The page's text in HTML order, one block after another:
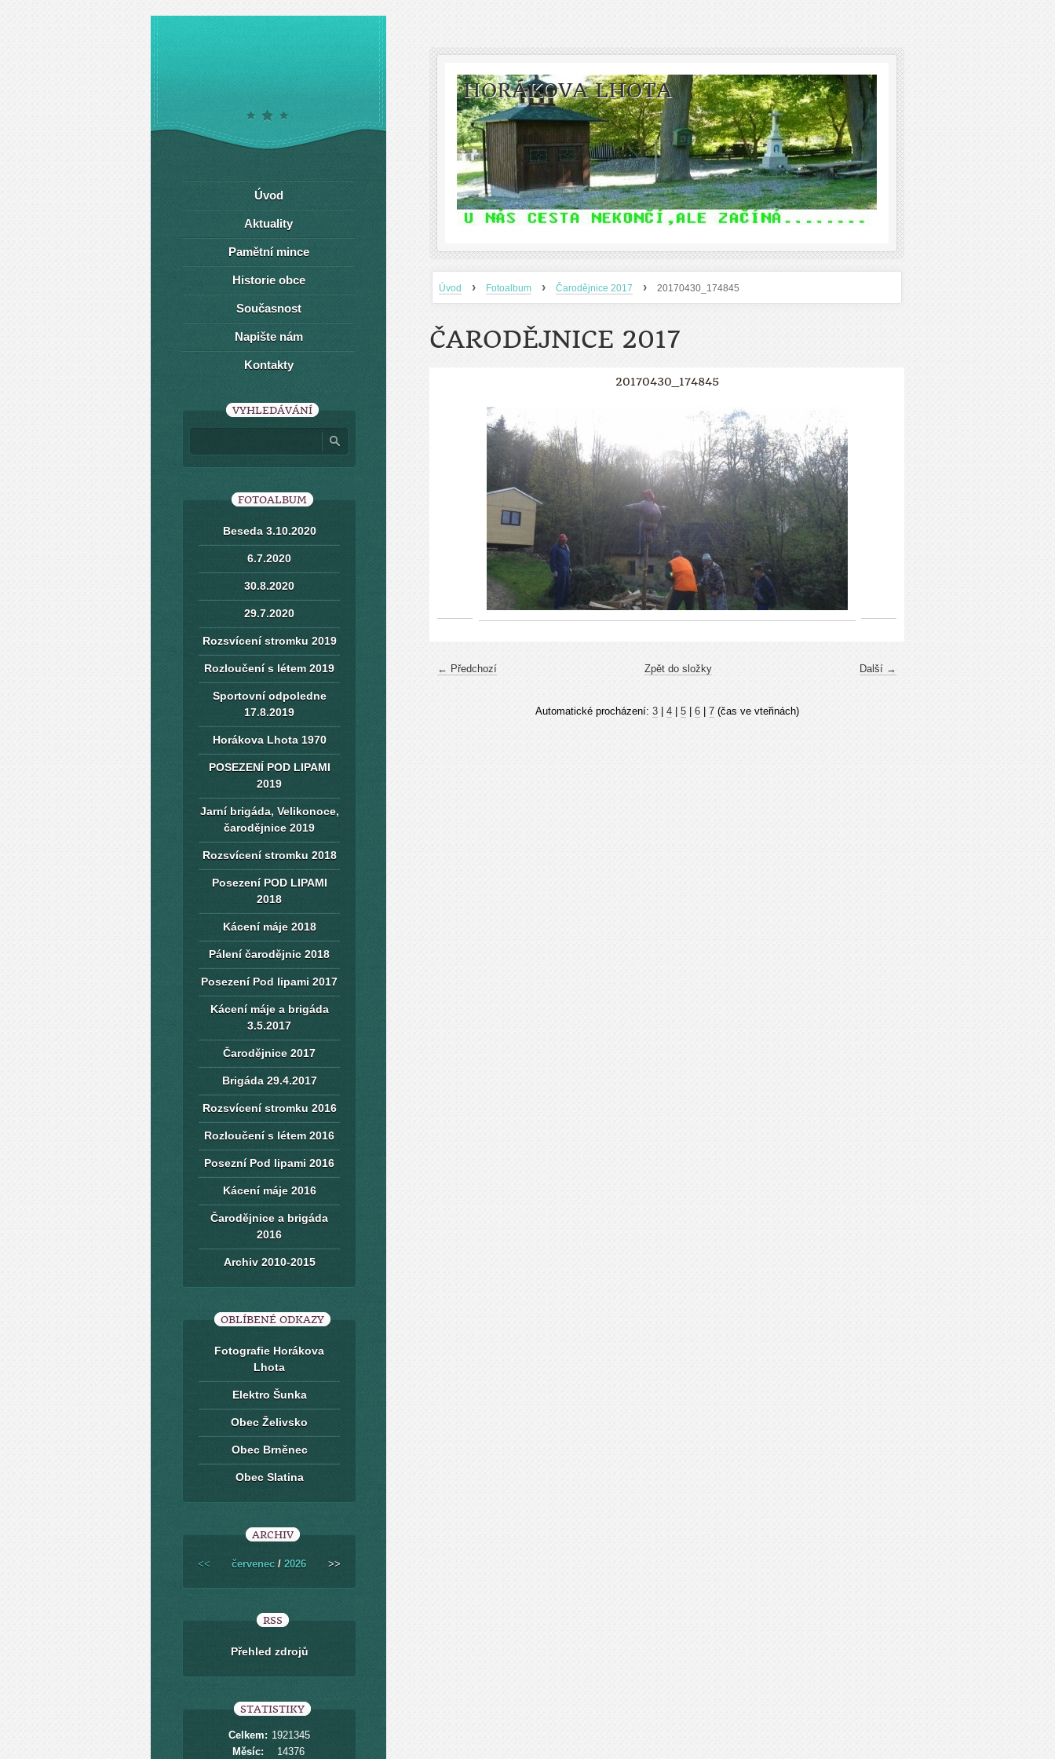
HORÁKOVA LHOTA
Úvod › Fotoalbum › Čarodějnice 2017 › 20170430_174845
ČARODĚJNICE 2017
20170430_174845
← Předchozí Další →
Zpět do složky
Automatické procházení: 3| 4| 5| 6| 7(čas ve vteřinách)
Úvod
Aktuality
Pamětní mince
Historie obce
Současnost
Napište nám
Kontakty
VYHLEDÁVÁNÍ
FOTOALBUM
Beseda 3.10.2020
6.7.2020
30.8.2020
29.7.2020
Rozsvícení stromku 2019
Rozloučení s létem 2019
Sportovní odpoledne
17.8.2019
Horákova Lhota 1970
POSEZENÍ POD LIPAMI
2019
Jarní brigáda, Velikonoce,
čarodějnice 2019
Rozsvícení stromku 2018
Posezení POD LIPAMI
2018
Kácení máje 2018
Pálení čarodějnic 2018
Posezení Pod lipami 2017
Kácení máje a brigáda
3.5.2017
Čarodějnice 2017
Brigáda 29.4.2017
Rozsvícení stromku 2016
Rozloučení s létem 2016
Posezní Pod lipami 2016
Kácení máje 2016
Čarodějnice a brigáda
2016
Archiv 2010-2015
OBLÍBENÉ ODKAZY
Fotografie Horákova
Lhota
Elektro Šunka
Obec Želivsko
Obec Brněnec
Obec Slatina
ARCHIV
<< červenec / 2026 >>
RSS
Přehled zdrojů
STATISTIKY
Celkem: 1921345
Měsíc:
14376